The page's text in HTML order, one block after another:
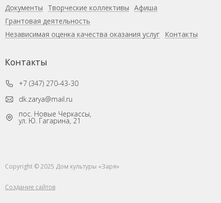
Документы
Творческие коллективы Афиша
Грантовая деятельность
Независимая оценка качества оказания услуг Контакты
Контакты
+7 (347) 270-43-30
dk.zarya@mail.ru
пос. Новые Черкассы,
ул. Ю. Гагарина, 21
Copyright © 2025 Дом культуры «Заря»
Создание сайтов